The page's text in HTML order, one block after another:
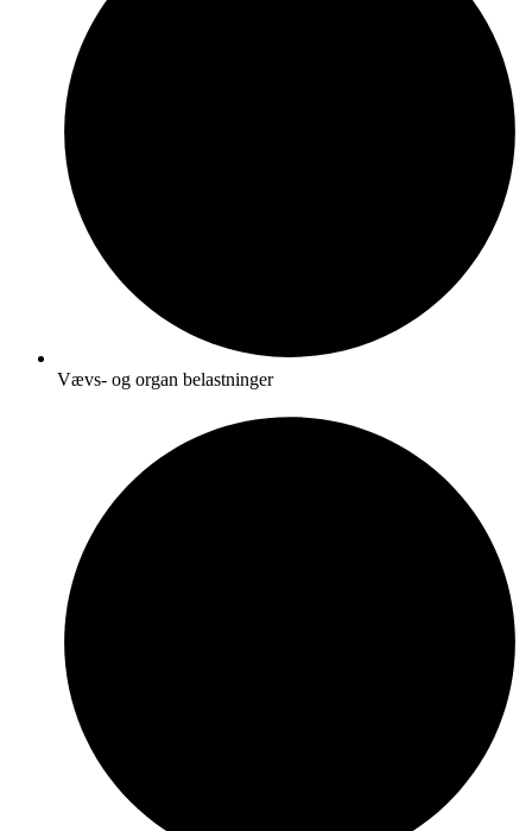
Vævs- og organ belastninger